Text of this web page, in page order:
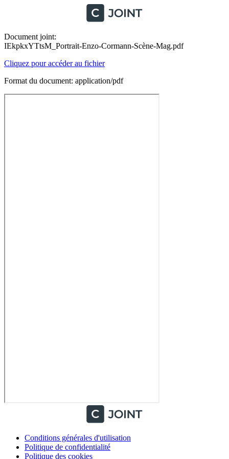
Document joint:
IEkpkxYTtsM_Portrait-Enzo-Cormann-Scène-Mag.pdf
Cliquez pour accéder au fichier
Format du document: application/pdf
Conditions générales d'utilisation
Politique de confidentialité
Politique des cookies